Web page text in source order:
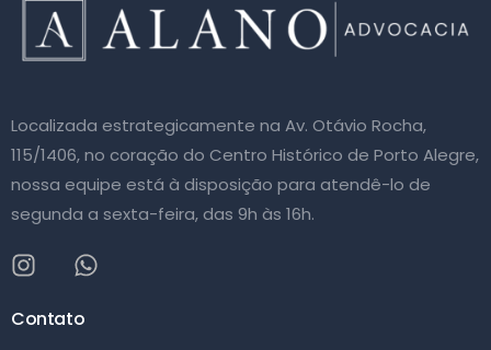
Localizada estrategicamente na Av. Otávio Rocha,
115/1406, no coração do Centro Histórico de Porto Alegre,
nossa equipe está à disposição para atendê-lo de
segunda a sexta-feira, das 9h às 16h.
Contato